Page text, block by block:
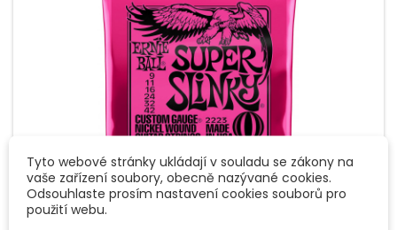
ZNAČKA:ERNIE BALL
ERNIE BALL 2223 - SADA STRUN PRO
Tyto webové stránky ukládají v souladu se zákony na
vaše zařízení soubory, obecně nazývané cookies.
Odsouhlaste prosím nastavení cookies souborů pro
použití webu.